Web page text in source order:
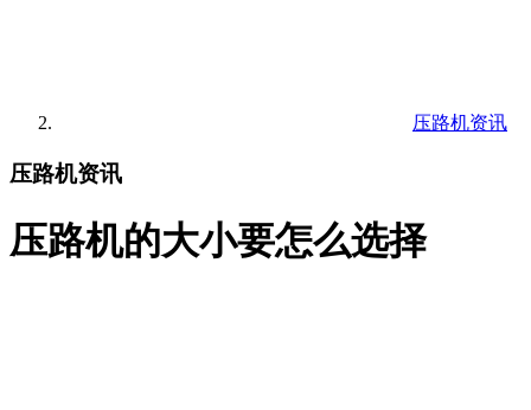
压路机资讯
压路机资讯
压路机的大小要怎么选择